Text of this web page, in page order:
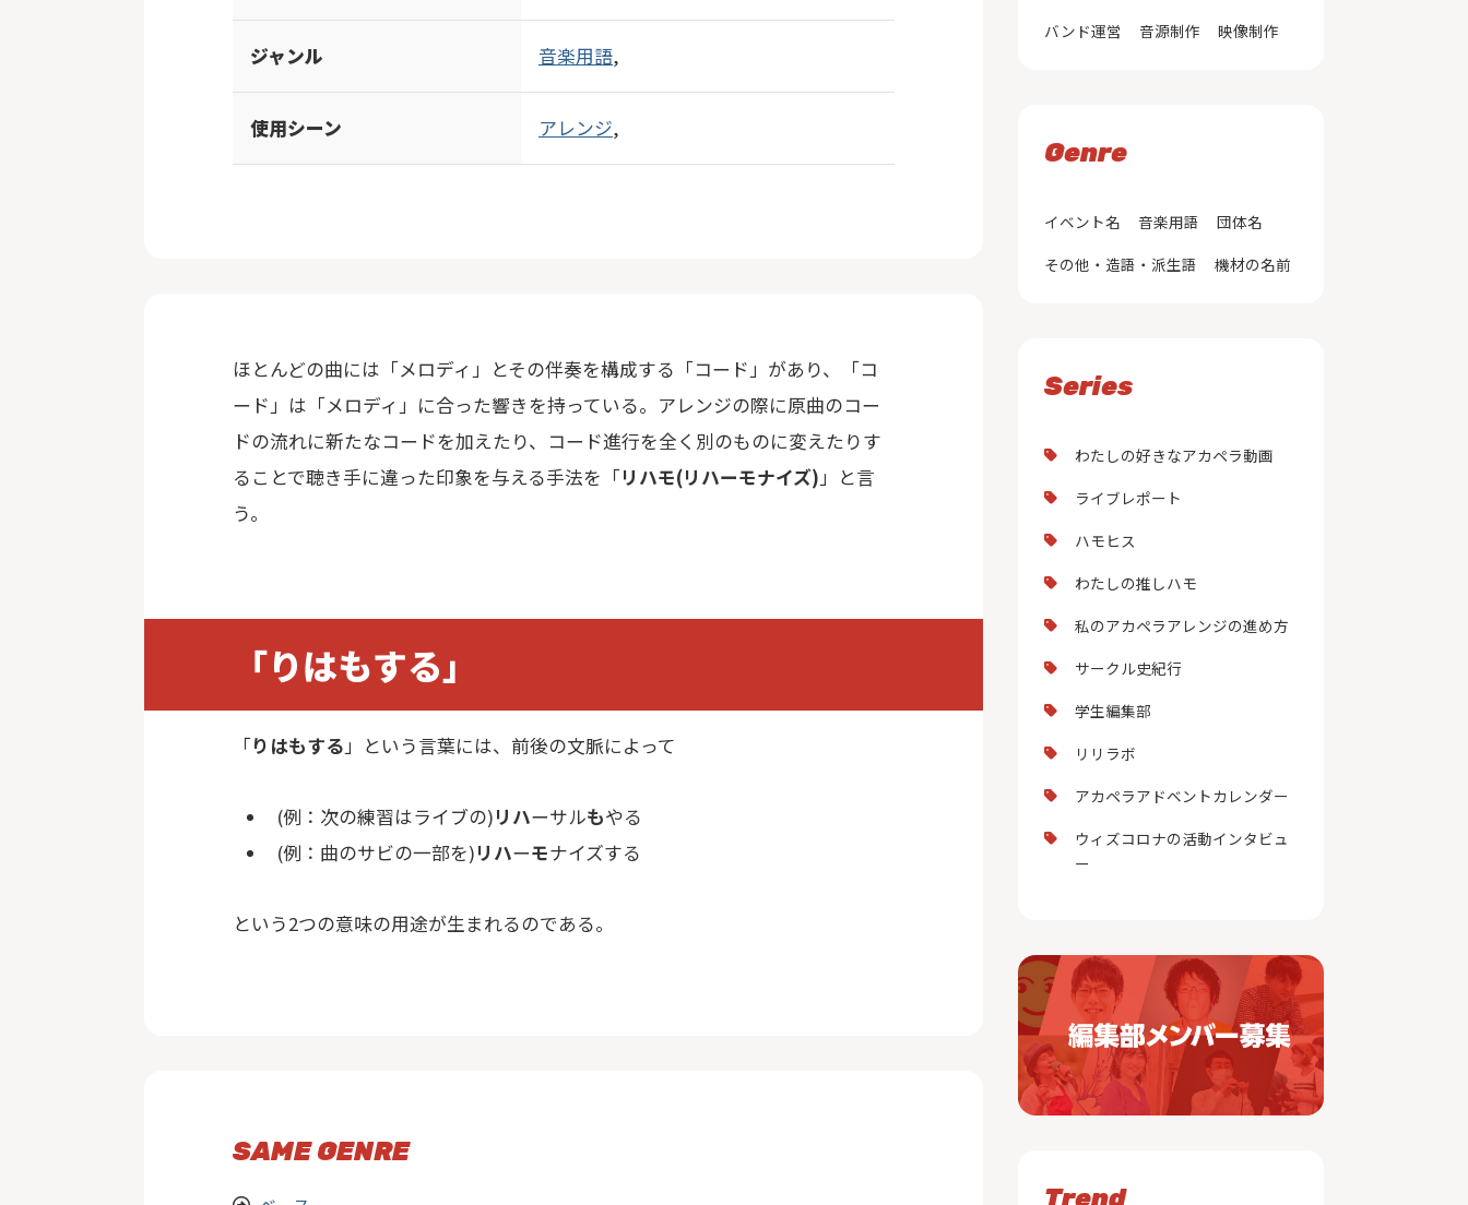
ジャンル 音楽用語,
使用シーン アレンジ,
ほとんどの曲には「メロディ」とその伴奏を構成する「コード」があり、「コ
ード」は「メロディ」に合った響きを持っている。アレンジの際に原曲のコー
ドの流れに新たなコードを加えたり、コード進行を全く別のものに変えたりす
ることで聴き手に違った印象を与える手法を「リハモ(リハーモナイズ)」と言
う。
「りはもする」
「りはもする」という言葉には、前後の文脈によって
(例：次の練習はライブの)リハーサルもやる
(例：曲のサビの一部を)リハーモナイズする
という2つの意味の用途が生まれるのである。
SAME GENRE
バンド運営
音源制作 映像制作
Genre
イベント名 音楽用語
団体名
その他・造語・派生語
機材の名前
Series
わたしの好きなアカペラ動画
ライブレポート
ハモヒス
わたしの推しハモ
私のアカペラアレンジの進め方
サークル史紀行
学生編集部
リリラボ
アカペラアドベントカレンダー
ウィズコロナの活動インタビュ
ー
Trend